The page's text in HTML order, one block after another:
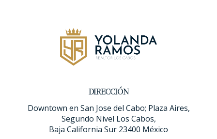
DIRECCIÓN
Downtown en San Jose del Cabo; Plaza Aires,
Segundo Nivel Los Cabos,
Baja California Sur 23400 México